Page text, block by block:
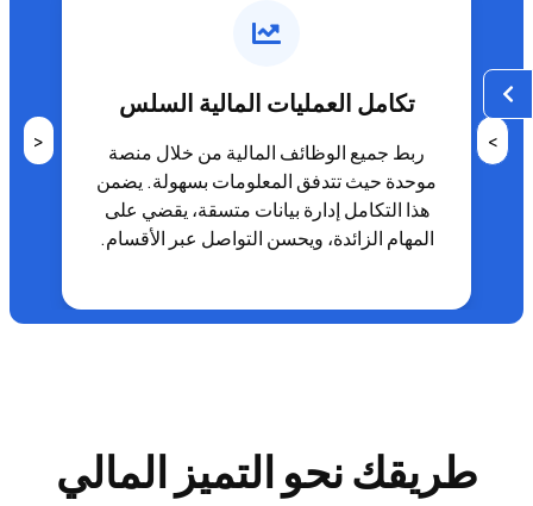
<
تكامل العمليات المالية السلس
ربط جميع الوظائف المالية من خلال منصة
موحدة حيث تتدفق المعلومات بسهولة. يضمن
هذا التكامل إدارة بيانات متسقة، يقضي على
المهام الزائدة، ويحسن التواصل عبر الأقسام.
>
طريقك نحو التميز المالي